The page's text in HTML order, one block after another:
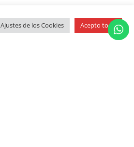
Ajustes de los Cookies Acepto todo